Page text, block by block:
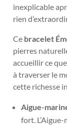
inexplicable
rien
Ce bracelet
pierres
accueillir ce
à traverser le
cette richesse
Aigue-
fort.